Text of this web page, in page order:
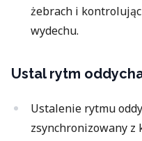
żebrach i
wydechu.
Ustal rytm
Ustalenie rytmu
zsynchronizowany z